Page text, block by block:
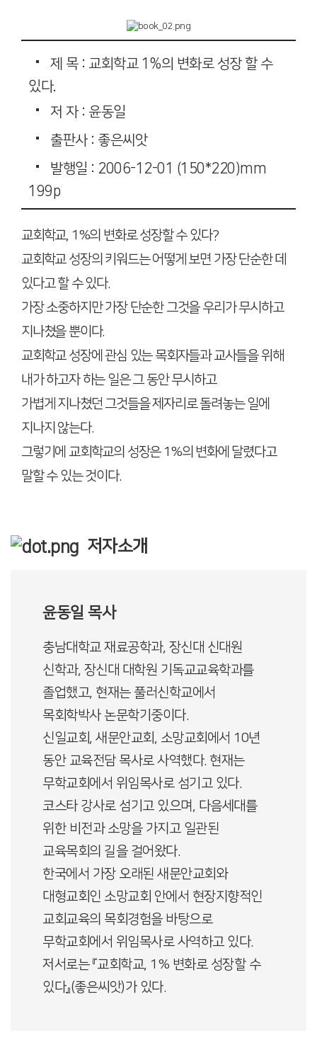
제 목 : 교회학교 1%의 변화로 성장 할 수
있다.
저 자 : 윤동일
출판사 : 좋은씨앗
발행일 : 2006-12-01 (150*220)mm
199p
교회학교, 1%의 변화로 성장할 수 있다?
교회학교 성장의 키워드는 어떻게 보면 가장 단순한 데
있다고 할 수 있다.
가장 소중하지만 가장 단순한 그것을 우리가 무시하고
지나쳤을 뿐이다.
교회학교 성장에 관심 있는 목회자들과 교사들을 위해
내가 하고자 하는 일은 그 동안 무시하고
가볍게 지나쳤던 그것들을 제자리로 돌려놓는 일에
지나지 않는다.
그렇기에 교회학교의 성장은 1%의 변화에 달렸다고
말할 수 있는 것이다.
저자소개
윤동일 목사
충남대학교 재료공학과, 장신대 신대원
신학과, 장신대 대학원 기독교교육학과를
졸업했고, 현재는 풀러신학교에서
목회학박사 논문학기중이다.
신일교회, 새문안교회, 소망교회에서 10년
동안 교육전담 목사로 사역했다. 현재는
무학교회에서 위임목사로 섬기고 있다.
코스타 강사로 섬기고 있으며, 다음세대를
위한 비전과 소망을 가지고 일관된
교육목회의 길을 걸어왔다.
한국에서 가장 오래된 새문안교회와
대형교회인 소망교회 안에서 현장지향적인
교회교육의 목회경험을 바탕으로
무학교회에서 위임목사로 사역하고 있다.
저서로는 『교회학교, 1% 변화로 성장할 수
있다』(좋은씨앗)가 있다.